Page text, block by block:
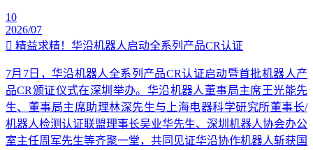
10
2026/07
精益求精！华沿机器人启动全系列产品CR认证
7月7日，华沿机器人全系列产品CR认证启动暨首批机器人产
品CR颁证仪式在深圳举办。华沿机器人董事局主席王光能先
生、董事局主席助理林深先生与上海电器科学研究所董事长/
机器人检测认证联盟理事长吴业华先生、深圳机器人协会办公
室主任周军先生等齐聚一堂，共同见证华沿协作机器人斩获国